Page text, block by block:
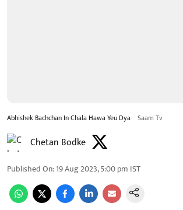
Abhishek Bachchan In Chala Hawa Yeu Dya Saam Tv
Chetan Bodke
Published On:19 Aug 2023, 5:00 pm IST